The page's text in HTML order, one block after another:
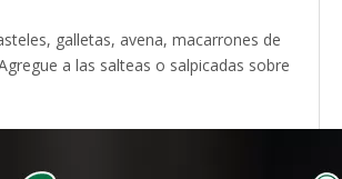
galletas, avena, macarrones de
a las salteas o salpicadas sobre